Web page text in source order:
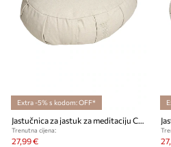
Extra -5% s kodom: OFF*
Jastučnica za jastuk za meditaciju Casall
Trenutna cijena:
27,99 €